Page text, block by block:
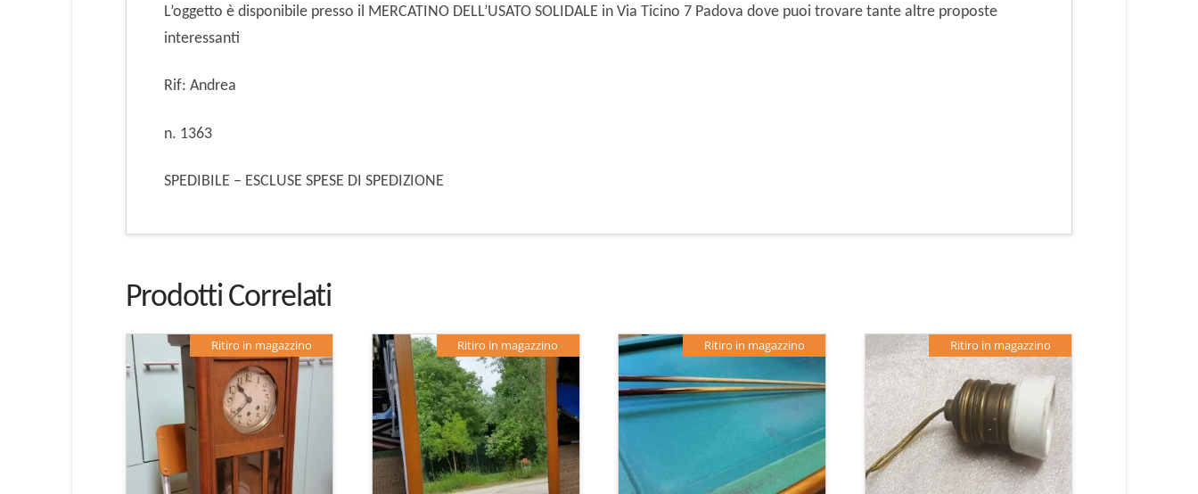
L’oggetto è disponibile presso il MERCATINO DELL’USATO SOLIDALE in Via Ticino 7 Padova dove puoi trovare tante altre proposte
interessanti
Rif: Andrea
n. 1363
SPEDIBILE – ESCLUSE SPESE DI SPEDIZIONE
Prodotti Correlati
Ritiro in magazzino Ritiro in magazzino Ritiro in magazzino Ritiro in magazzino